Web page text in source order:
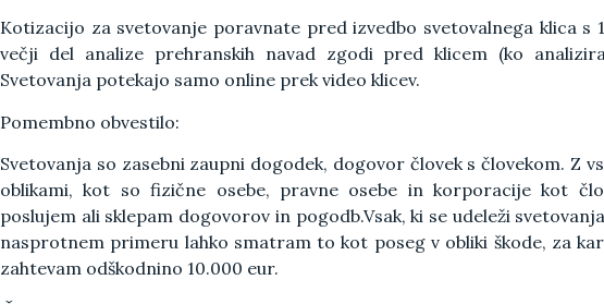
Kotizacijo za svetovanje poravnate pred izvedbo svetovalnega klica s
večji del analize prehranskih navad zgodi pred klicem (ko
Svetovanja potekajo samo online prek video klicev.
Pomembno obvestilo:
Svetovanja so zasebni zaupni dogodek, dogovor človek s človekom. Z
oblikami, kot so fizične osebe, pravne osebe in korporacije kot
poslujem ali sklepam dogovorov in pogodb.Vsak, ki se udeleži
nasprotnem primeru lahko smatram to kot poseg v obliki škode, za
zahtevam odškodnino 10.000 eur.